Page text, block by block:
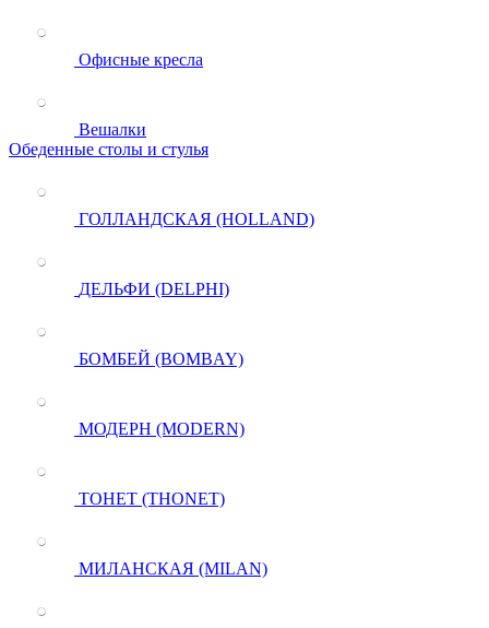
Офисные кресла
Вешалки
Обеденные столы и стулья
ГОЛЛАНДСКАЯ (HOLLAND)
ДЕЛЬФИ (DELPHI)
БОМБЕЙ (BOMBAY)
МОДЕРН (MODERN)
ТОНЕТ (THONET)
МИЛАНСКАЯ (MILAN)